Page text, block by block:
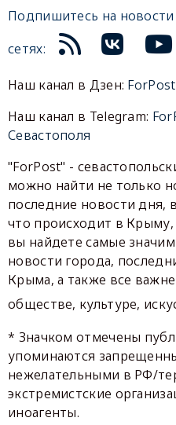
Подпишитесь на
сетях:
Наш канал в Дзен:
Наш канал в Telegram:
Севастополя
"ForPost" -
можно найти не только
последние новости дня,
что происходит в
вы найдете самые
новости города,
Крыма, а также все
обществе, культуре,
* Значком отмечены
упоминаются
нежелательными в РФ/
экстремистские
иноагенты.